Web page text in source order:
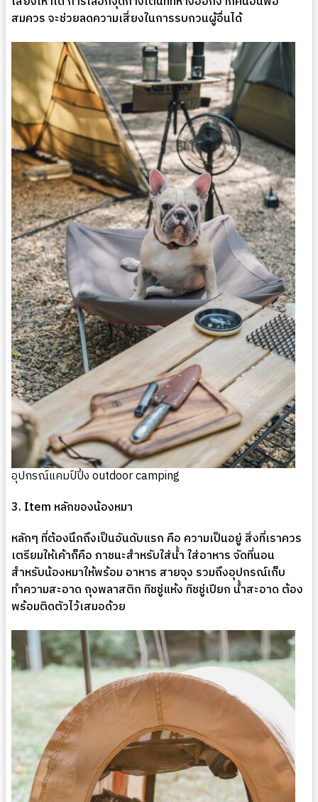
สมควร จะช่วยลดความเสี่ยงในการรบกวนผู้อื่นได้
อุปกรณ์แคมป์ปิ้ง outdoor camping
3. Item หลักของน้องหมา
หลักๆ ที่ต้องนึกถึงเป็นอันดับแรก คือ ความเป็นอยู่ สิ่งที่เราควร
เตรียมให้เค้าก็คือ ภาชนะสำหรับใส่น้ำ ใส่อาหาร จัดที่นอน
สำหรับน้องหมาให้พร้อม อาหาร สายจุง รวมถึงอุปกรณ์เก็บ
ทำความสะอาด ถุงพลาสติก ทิชชู่แห้ง ทิชชู่เปียก น้ำสะอาด ต้อง
พร้อมติดตัวไว้เสมอด้วย